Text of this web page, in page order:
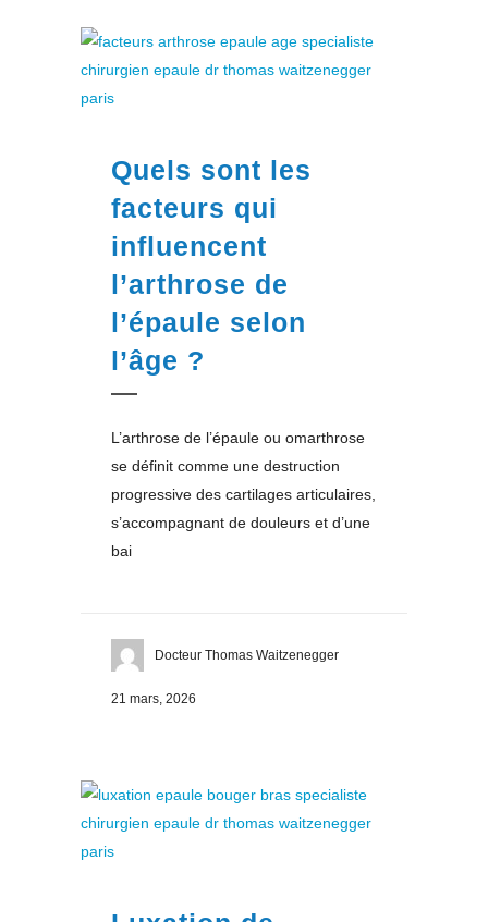
Quels sont les
facteurs qui
influencent
l’arthrose de
l’épaule selon
l’âge ?
L’arthrose de l’épaule ou omarthrose
se définit comme une destruction
progressive des cartilages articulaires,
s’accompagnant de douleurs et d’une
bai
Docteur Thomas Waitzenegger
21 mars, 2026